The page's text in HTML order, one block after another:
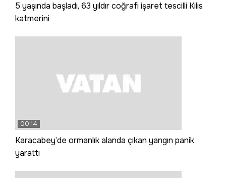
5 yaşında başladı, 63 yıldır coğrafi işaret tescilli Kilis
katmerini
00:14
Karacabey’de ormanlık alanda çıkan yangın panik
yarattı